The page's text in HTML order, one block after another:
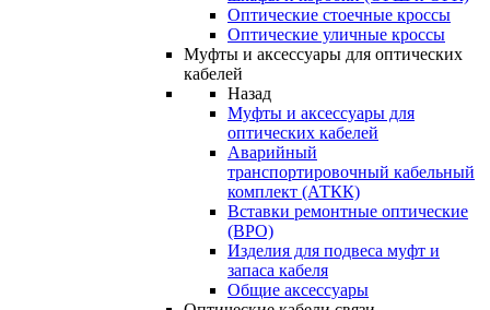
Оптические стоечные кроссы
Оптические уличные кроссы
Муфты и аксессуары для оптических
кабелей
Назад
Муфты и аксессуары для
оптических кабелей
Аварийный
транспортировочный кабельный
комплект (АТКК)
Вставки ремонтные оптические
(ВРО)
Изделия для подвеса муфт и
запаса кабеля
Общие аксессуары